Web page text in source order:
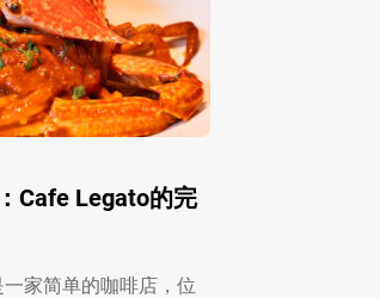
Cafe Legato的完
家简单的咖啡店，位